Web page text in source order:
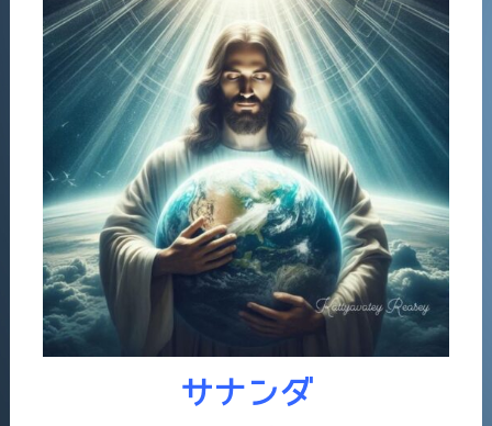
サナンダ